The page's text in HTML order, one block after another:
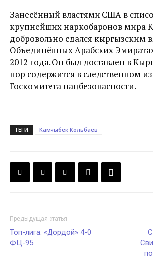
Занесённый властями США в
крупнейших наркобаронов мира
добровольно сдался кыргызским
Объединённых Арабских
2012 года. Он был доставлен в
пор содержится в следственном
Госкомитета нацбезопасности.
ТЕГИ Камчыбек Кольбаев
Предыдущая статья
Топ-лига: «Дордой» 4-0
ФЦ-95